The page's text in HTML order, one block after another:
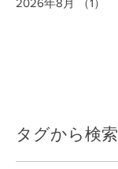
2026年8月 （1）
タグから検索